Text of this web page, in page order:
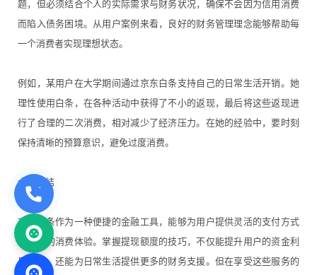
题，但必须结合个人的实际需求与财务状况，确保不会因为信用消费
而陷入债务困境。从用户案例来看，良好的财务管理理念能够帮助每
一个消费者实现理想状态。
例如，某用户在大学期间通过京东白条支持自己的日常生活开销。她
理性使用白条，在各种活动中获得了不小的返现，最后将这些返现进
行了合理的二次消费，相对减少了经济压力。在她的经验中，要时刻
保持清晰的预算意识，避免过度消费。
六、总结
京东白条作为一种便捷的金融工具，能够为用户提供灵活的支付方式
和良好的消费体验。掌握提现额度的技巧，不仅能提升用户的资金利
用效率，还能为日常生活提供更多的财务支援。但在享受这些服务的